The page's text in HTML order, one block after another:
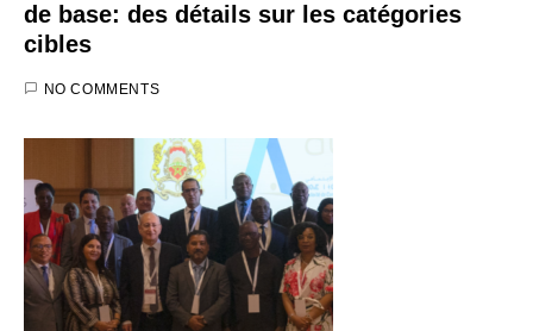
de base: des détails sur les catégories
cibles
NO COMMENTS